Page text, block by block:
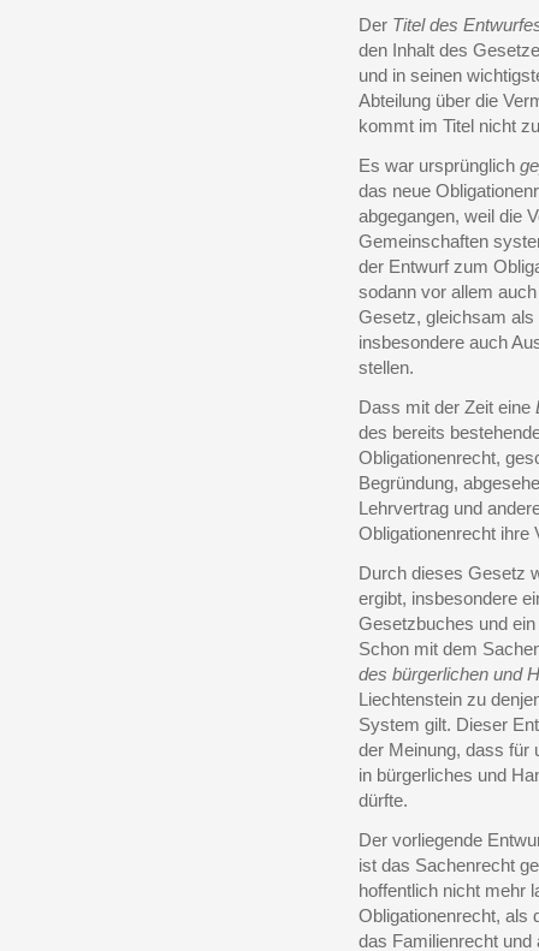
Der Titel des
den Inhalt des
und in seinen
Abteilung über die
kommt im Titel nicht
Es war ursprünglich
das neue
abgegangen, weil die
Gemeinschaften
der Entwurf zum
sodann vor allem
Gesetz, gleichsam
insbesondere auch
stellen.
Dass mit der Zeit eine
des bereits
Obligationenrecht,
Begründung,
Lehrvertrag und
Obligationenrecht ihre
Durch dieses Gesetz
ergibt, insbesondere
Gesetzbuches und
Schon mit dem
des bürgerlichen und
Liechtenstein zu
System gilt. Dieser
der Meinung, dass für
in bürgerliches und
dürfte.
Der vorliegende
ist das Sachenrecht
hoffentlich nicht mehr
Obligationenrecht, als
das Familienrecht und